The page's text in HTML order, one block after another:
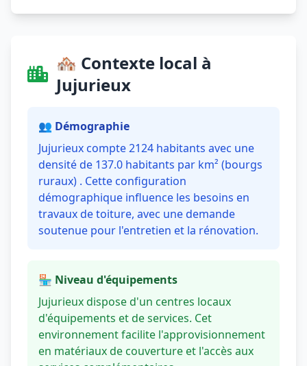
🏘️ Contexte local à
Jujurieux
👥 Démographie
Jujurieux compte 2124 habitants avec une
densité de 137.0 habitants par km² (bourgs
ruraux) . Cette configuration
démographique influence les besoins en
travaux de toiture, avec une demande
soutenue pour l'entretien et la rénovation.
🏪 Niveau d'équipements
Jujurieux dispose d'un centres locaux
d'équipements et de services. Cet
environnement facilite l'approvisionnement
en matériaux de couverture et l'accès aux